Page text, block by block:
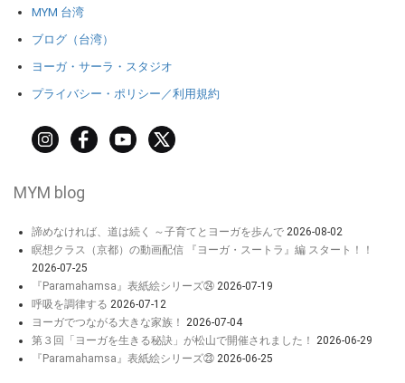
MYM 台湾
ブログ（台湾）
ヨーガ・サーラ・スタジオ
プライバシー・ポリシー／利用規約
MYM blog
諦めなければ、道は続く ～子育てとヨーガを歩んで 2026-08-02
瞑想クラス（京都）の動画配信 『ヨーガ・スートラ』編 スタート！！
2026-07-25
『Paramahamsa』表紙絵シリーズ㉔ 2026-07-19
呼吸を調律する 2026-07-12
ヨーガでつながる大きな家族！
2026-07-04
第３回「ヨーガを生きる秘訣」が松山で開催されました！
2026-06-29
『Paramahamsa』表紙絵シリーズ㉓ 2026-06-25